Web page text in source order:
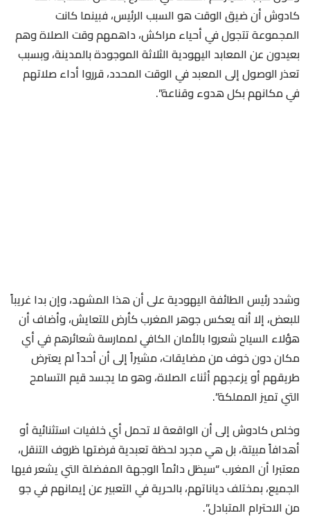
كادوش أن ضيق الوقت هو السبب الرئيس، فبينما كانت
المجموعة تتجول في أحياء مراكش، داهمهم وقت الصلاة وهم
بعيدون عن المعابد اليهودية الثلاثة الموجودة بالمدينة، وبسبب
تعذر الوصول إلى المعبد في الوقت المحدد، قرروا أداء صلاتهم
في مكانهم بكل هدوء وقناعة”.
وشدد رئيس الطائفة اليهودية على أن هذا المشهد، وإن بدا غريباً
للبعض، إلا أنه يعكس جوهر المغرب كأرض للتعايش، وأضاف أن
هؤلاء السياح شعروا بالأمان الكافي لممارسة شعائرهم في أي
مكان دون خوف من مضايقات، مشيراً إلى أن أحداً لم يعترض
طريقهم أو يزعجهم أثناء الصلاة، وهو ما يجسد قيم التسامح
التي تميز المملكة”.
وخلص كادوش إلى أن الواقعة لا تحمل أي خلفيات استثنائية أو
أهدافاً مبيتة، بل هي مجرد لحظة تعبدية فرضتها ظروف التنقل،
معتبرا أن المغرب “سيظل دائماً الوجهة المفضلة التي يشعر فيها
الجميع، بمختلف دياناتهم، بالحرية في التعبير عن إيمانهم في جو
من الاحترام المتبادل”.